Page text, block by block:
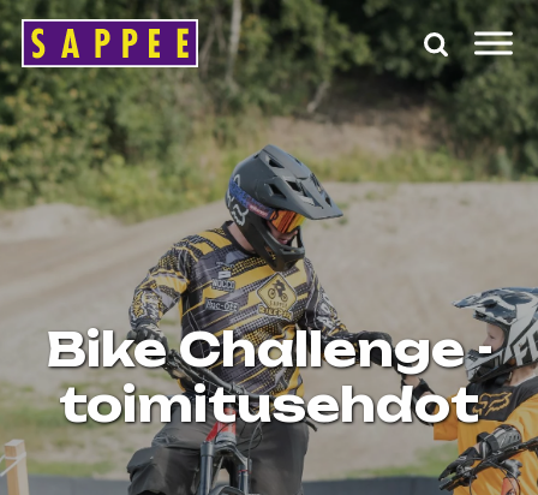
Päävalikko
Bike Challenge -
toimitusehdot